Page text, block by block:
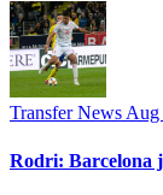
Transfer News Aug
Rodri: Barcelona